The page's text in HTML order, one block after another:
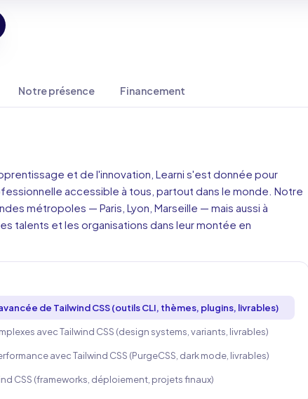
Notre présence Financement
et de l'innovation, Learni s'est donnée pour
accessible à tous, partout dans le monde. Notre
métropoles — Paris, Lyon, Marseille — mais aussi à
talents et les organisations dans leur montée en
de Tailwind CSS (outils CLI, thèmes, plugins, livrables)
avec Tailwind CSS (design systems, variants, livrables)
avec Tailwind CSS (PurgeCSS, dark mode, livrables)
CSS (frameworks, déploiement, projets finaux)